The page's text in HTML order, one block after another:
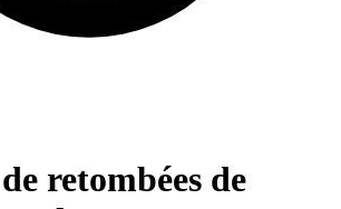
retombées de